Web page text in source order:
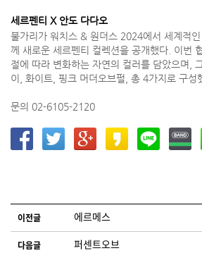
세르펜티 X 안도 다다오
불가리가 워치스 & 원더스 2024에서 세계적
께 새로운 세르펜티 컬렉션을 공개했다. 이번
절에 따라 변화하는 자연의 컬러를 담았으며,
이, 화이트, 핑크 머더오브펄, 총 4가지로 구성
문의 02-6105-2120
글 네비게이션
이전글 에르메스
다음글 퍼센트오브